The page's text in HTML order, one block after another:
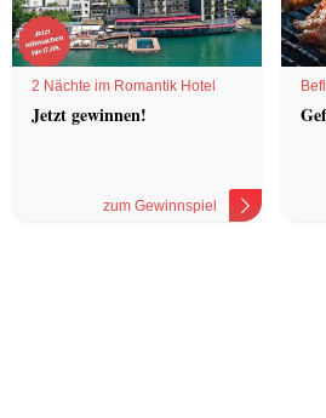
2 Nächte im Romantik Hotel
Jetzt gewinnen!
zum Gewinnspiel